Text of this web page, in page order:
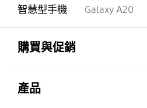
智慧型手機
Galaxy A20
購買與促銷
產品